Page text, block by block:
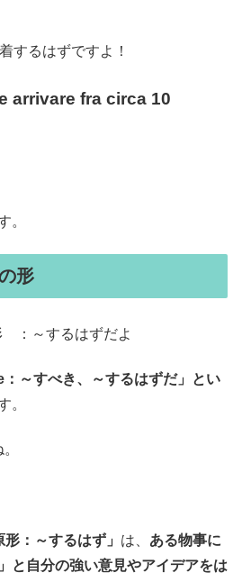
着するはずですよ！
arrivare fra circa 10
。
形
：～するはずだよ
：～すべき、～するはずだ」とい
。
：～するはず」 は、 ある物事に
と自分の強い意見やアイデアをは